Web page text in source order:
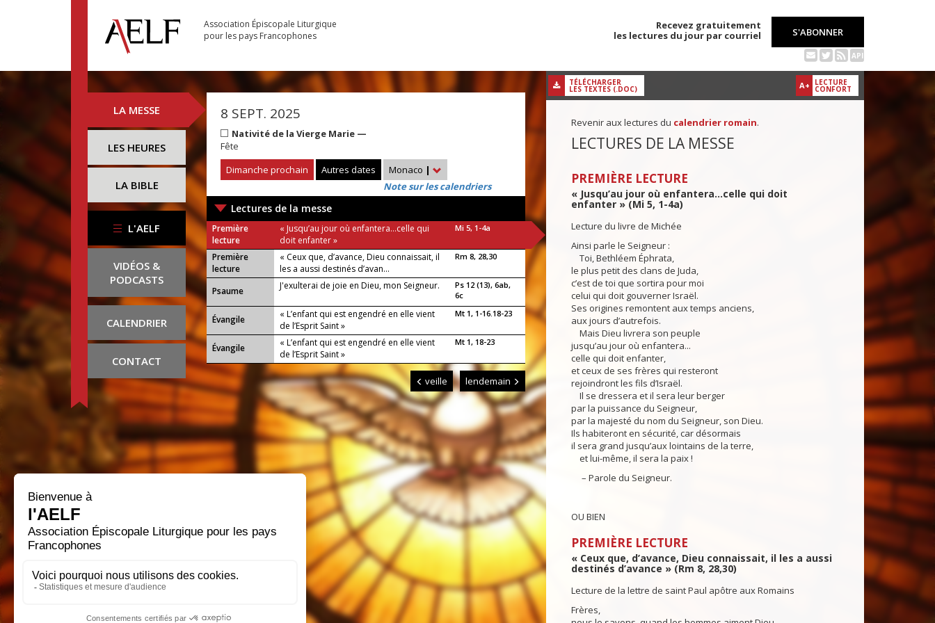
Association Épiscopale Liturgique
pour les pays Francophones
Recevez gratuitement
les lectures du jour par courriel
S'ABONNER
API
LA MESSE
LES HEURES
LA BIBLE
L'AELF
VIDÉOS &
PODCASTS
CALENDRIER
CONTACT
8 SEPT. 2025
Nativité de la Vierge Marie —
Fête
Dimanche prochain
Autres dates Monaco |
Note sur les calendriers
Lectures de la messe
Première
lecture
« Jusqu’au jour où enfantera...celle qui
doit enfanter »
Mi 5, 1-4a
Première
lecture
« Ceux que, d’avance, Dieu connaissait, il
les a aussi destinés d’avan...
Rm 8, 28,30
Psaume J'exulterai de joie en Dieu, mon Seigneur.
Ps 12 (13), 6ab,
6c
Évangile
« L’enfant qui est engendré en elle vient
de l’Esprit Saint »
Mt 1, 1-16.18-23
Évangile
« L’enfant qui est engendré en elle vient
de l’Esprit Saint »
Mt 1, 18-23
veille lendemain
A+ LECTURE
CONFORT
TÉLÉCHARGER
LES TEXTES (.DOC)
Revenir aux lectures du calendrier romain.
LECTURES DE LA MESSE
PREMIÈRE LECTURE
« Jusqu’au jour où enfantera...celle qui doit
enfanter » (Mi 5, 1-4a)
Lecture du livre de Michée
Ainsi parle le Seigneur :
Toi, Bethléem Éphrata,
le plus petit des clans de Juda,
c’est de toi que sortira pour moi
celui qui doit gouverner Israël.
Ses origines remontent aux temps anciens,
aux jours d’autrefois.
Mais Dieu livrera son peuple
jusqu’au jour où enfantera...
celle qui doit enfanter,
et ceux de ses frères qui resteront
rejoindront les fils d’Israël.
Il se dressera et il sera leur berger
par la puissance du Seigneur,
par la majesté du nom du Seigneur, son Dieu.
Ils habiteront en sécurité, car désormais
il sera grand jusqu’aux lointains de la terre,
et lui-même, il sera la paix !
– Parole du Seigneur.
OU BIEN
PREMIÈRE LECTURE
« Ceux que, d’avance, Dieu connaissait, il les a aussi
destinés d’avance » (Rm 8, 28,30)
Lecture de la lettre de saint Paul apôtre aux Romains
Frères,